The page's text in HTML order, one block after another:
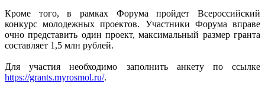
Кроме того, в рамках Форума пройдет Всероссийский
конкурс молодежных проектов. Участники Форума вправе
очно представить один проект, максимальный размер гранта
составляет 1,5 млн рублей.
Для участия необходимо заполнить анкету по ссылке
https://grants.myrosmol.ru/.